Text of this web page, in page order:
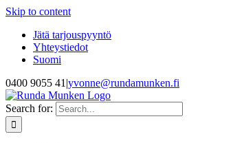
Skip to content
Jätä tarjouspyyntö
Yhteystiedot
Suomi
0400 9055 41 |yvonne@rundamunken.fi
Search for: